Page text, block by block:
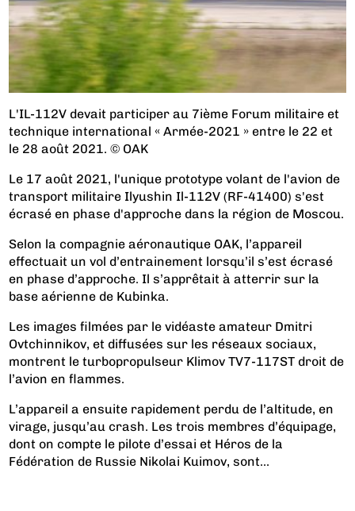
L'IL-112V devait participer au 7ième Forum militaire et
technique international « Armée-2021 » entre le 22 et
le 28 août 2021. © OAK
Le 17 août 2021, l'unique prototype volant de l'avion de
transport militaire Ilyushin Il-112V (RF-41400) s'est
écrasé en phase d'approche dans la région de Moscou.
Selon la compagnie aéronautique OAK, l’appareil
effectuait un vol d’entrainement lorsqu’il s’est écrasé
en phase d’approche. Il s’apprêtait à atterrir sur la
base aérienne de Kubinka.
Les images filmées par le vidéaste amateur Dmitri
Ovtchinnikov, et diffusées sur les réseaux sociaux,
montrent le turbopropulseur Klimov TV7-117ST droit de
l’avion en flammes.
L’appareil a ensuite rapidement perdu de l’altitude, en
virage, jusqu’au crash. Les trois membres d’équipage,
dont on compte le pilote d’essai et Héros de la
Fédération de Russie Nikolai Kuimov, sont...